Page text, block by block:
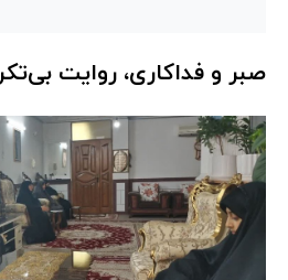
صبر و فداکاری، روایت